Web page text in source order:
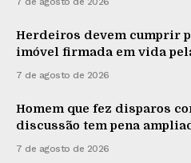
Herdeiros devem cumprir
imóvel firmada em vida
7 de agosto de 2026
Homem que fez disparos
discussão tem pena
7 de agosto de 2026